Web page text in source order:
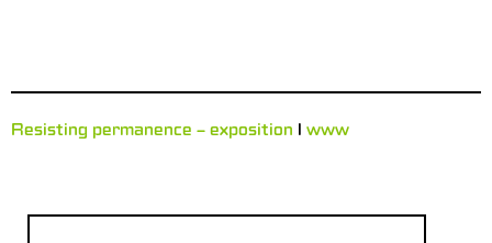
Resisting permanence – exposition l www